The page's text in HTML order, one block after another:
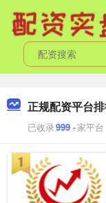
正规配资平台
已收录999+家平台